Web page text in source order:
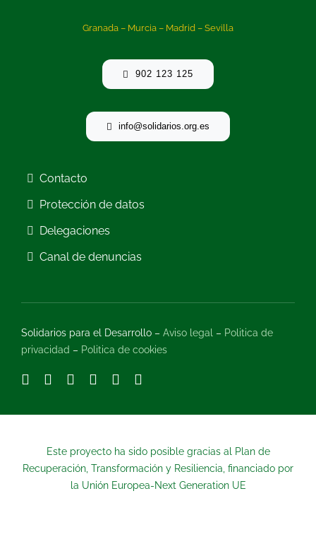
Granada – Murcia – Madrid – Sevilla
902 123 125
info@solidarios.org.es
Contacto
Protección de datos
Delegaciones
Canal de denuncias
Solidarios para el Desarrollo – Aviso legal – Politica de
privacidad – Politica de cookies
Este proyecto ha sido posible gracias al Plan de
Recuperación, Transformación y Resiliencia, financiado por
la Unión Europea-Next Generation UE